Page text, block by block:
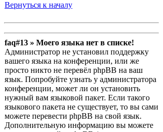
Вернуться к началу
faq#13 » Моего языка нет в списке!
Администратор не установил поддержку
вашего языка на конференции, или же
просто никто не перевёл phpBB на ваш
язык. Попробуйте узнать у администратора
конференции, может ли он установить
нужный вам языковой пакет. Если такого
языкового пакета не существует, то вы сами
можете перевести phpBB на свой язык.
Дополнительную информацию вы можете